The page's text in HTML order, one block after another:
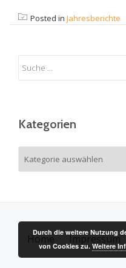
Posted in Jahresberichte
Kategorien
Home Impressum
Durch die weitere Nutzung
von Cookies zu. Weitere